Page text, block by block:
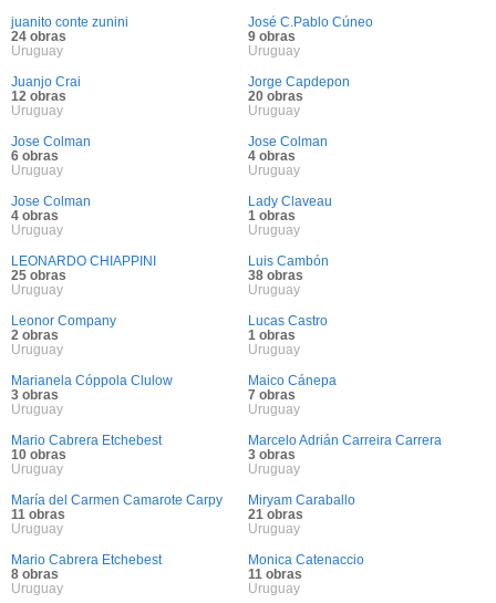
juanito conte zunini
24 obras
Uruguay
José C.Pablo Cúneo
9 obras
Uruguay
Juanjo Crai
12 obras
Uruguay
Jorge Capdepon
20 obras
Uruguay
Jose Colman
6 obras
Uruguay
Jose Colman
4 obras
Uruguay
Jose Colman
4 obras
Uruguay
Lady Claveau
1 obras
Uruguay
LEONARDO CHIAPPINI
25 obras
Uruguay
Luis Cambón
38 obras
Uruguay
Leonor Company
2 obras
Uruguay
Lucas Castro
1 obras
Uruguay
Marianela Cóppola Clulow
3 obras
Uruguay
Maico Cánepa
7 obras
Uruguay
Mario Cabrera Etchebest
10 obras
Uruguay
Marcelo Adrián Carreira Carrera
3 obras
Uruguay
María del Carmen Camarote Carpy
11 obras
Uruguay
Miryam Caraballo
21 obras
Uruguay
Mario Cabrera Etchebest
8 obras
Uruguay
Monica Catenaccio
11 obras
Uruguay